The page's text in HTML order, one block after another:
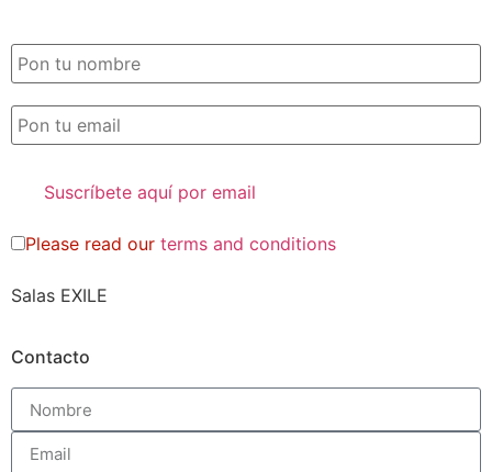
Please read our terms and conditions
Salas EXILE
Contacto